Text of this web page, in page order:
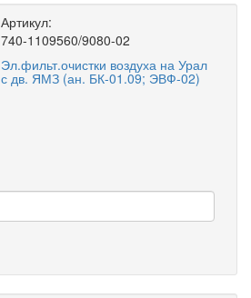
Артикул:
740-1109560/9080-02
Эл.фильт.очистки воздуха на Урал
с дв. ЯМЗ (ан. БК-01.09; ЭВФ-02)